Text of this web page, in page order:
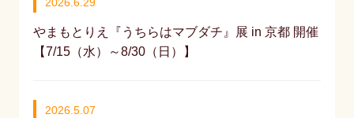
2026.6.29
やまもとりえ『うちらはマブダチ』展 in 京都 開催
【7/15（水）～8/30（日）】
2026.5.07